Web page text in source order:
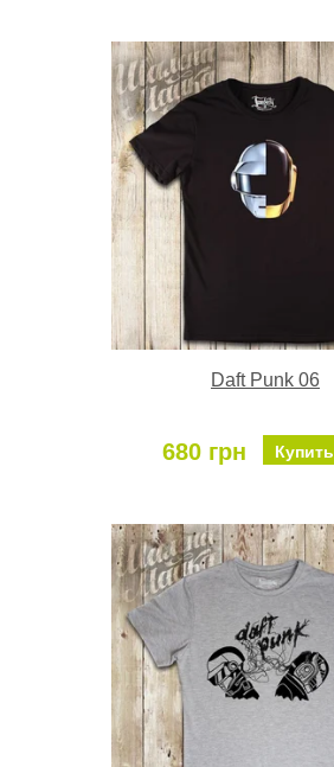
Daft Punk 06
680 грн Купить